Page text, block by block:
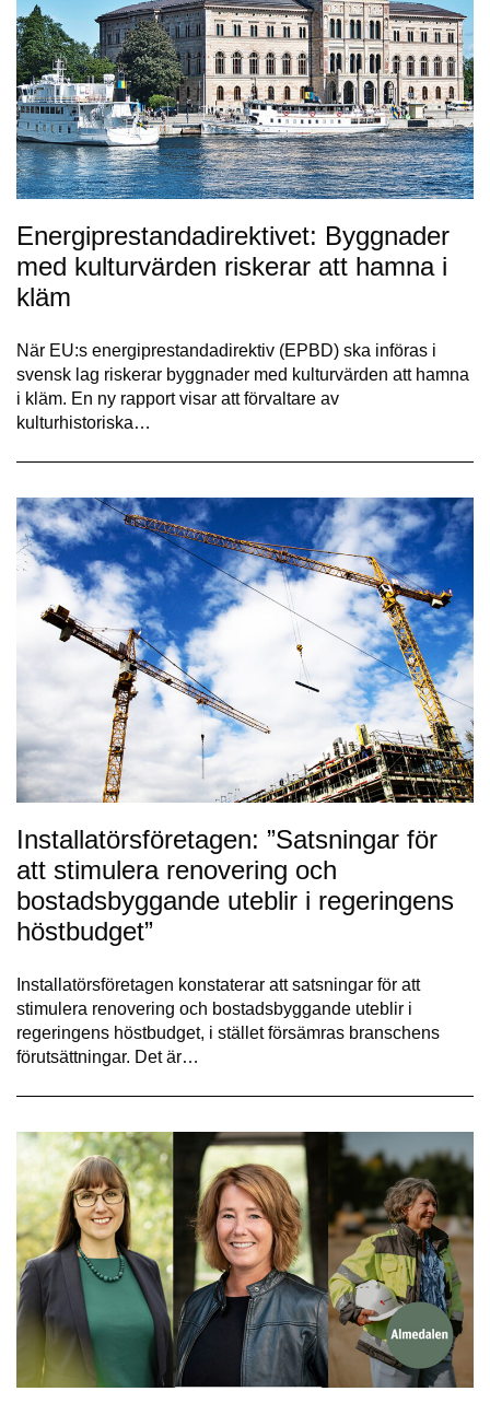
Energiprestandadirektivet: Byggnader
med kulturvärden riskerar att hamna i
kläm
När EU:s energiprestandadirektiv (EPBD) ska införas i
svensk lag riskerar byggnader med kulturvärden att hamna
i kläm. En ny rapport visar att förvaltare av
kulturhistoriska…
Installatörsföretagen: ”Satsningar för
att stimulera renovering och
bostadsbyggande uteblir i regeringens
höstbudget”
Installatörsföretagen konstaterar att satsningar för att
stimulera renovering och bostadsbyggande uteblir i
regeringens höstbudget, i stället försämras branschens
förutsättningar. Det är…